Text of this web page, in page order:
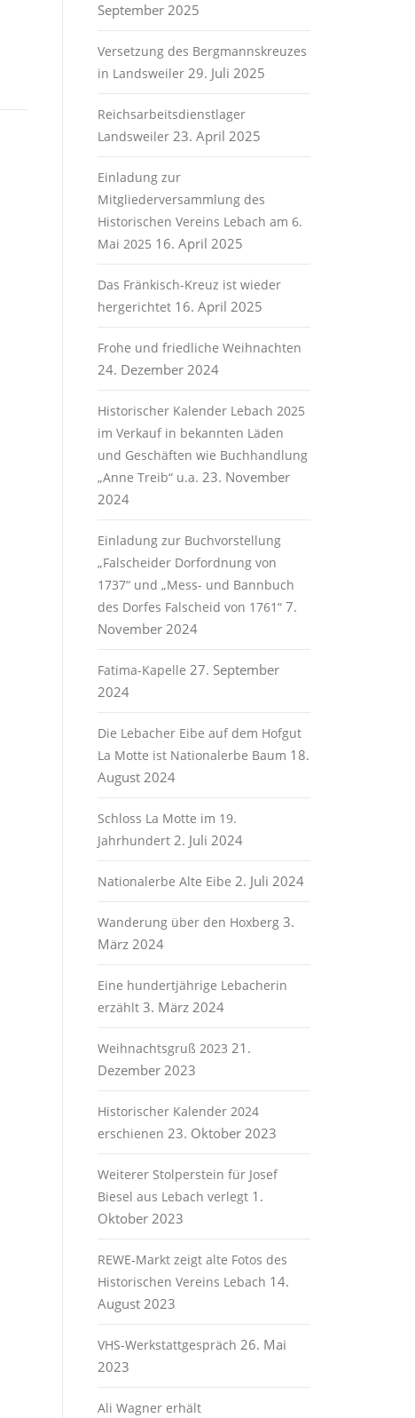
September 2025
Versetzung des Bergmannskreuzes
in Landsweiler 29. Juli 2025
Reichsarbeitsdienstlager
Landsweiler 23. April 2025
Einladung zur
Mitgliederversammlung des
Historischen Vereins Lebach am 6.
Mai 2025 16. April 2025
Das Fränkisch-Kreuz ist wieder
hergerichtet 16. April 2025
Frohe und friedliche Weihnachten
24. Dezember 2024
Historischer Kalender Lebach 2025
im Verkauf in bekannten Läden
und Geschäften wie Buchhandlung
„Anne Treib“ u.a. 23. November
2024
Einladung zur Buchvorstellung
„Falscheider Dorfordnung von
1737“ und „Mess- und Bannbuch
des Dorfes Falscheid von 1761“ 7.
November 2024
Fatima-Kapelle 27. September
2024
Die Lebacher Eibe auf dem Hofgut
La Motte ist Nationalerbe Baum 18.
August 2024
Schloss La Motte im 19.
Jahrhundert 2. Juli 2024
Nationalerbe Alte Eibe 2. Juli 2024
Wanderung über den Hoxberg 3.
März 2024
Eine hundertjährige Lebacherin
erzählt 3. März 2024
Weihnachtsgruß 2023 21.
Dezember 2023
Historischer Kalender 2024
erschienen 23. Oktober 2023
Weiterer Stolperstein für Josef
Biesel aus Lebach verlegt 1.
Oktober 2023
REWE-Markt zeigt alte Fotos des
Historischen Vereins Lebach 14.
August 2023
VHS-Werkstattgespräch 26. Mai
2023
Ali Wagner erhält